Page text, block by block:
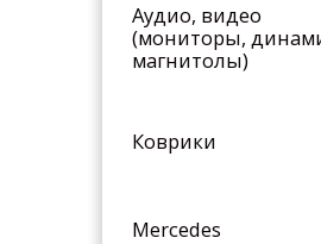
Аудио, видео
(мониторы,
магнитолы)
Коврики
Mercedes